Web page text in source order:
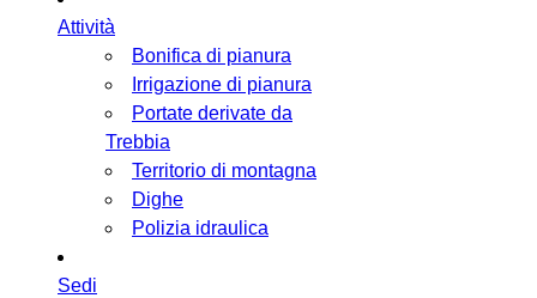
Attività
Bonifica di pianura
Irrigazione di pianura
Portate derivate da
Trebbia
Territorio di montagna
Dighe
Polizia idraulica
Sedi